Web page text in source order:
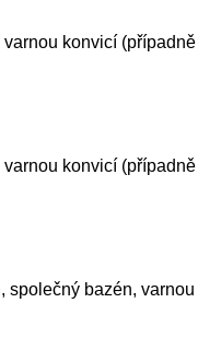
konvicí
konvicí
bazén,